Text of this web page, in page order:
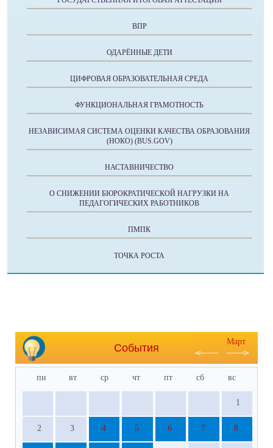
ВПР
ОДАРЁННЫЕ ДЕТИ
ЦИФРОВАЯ ОБРАЗОВАТЕЛЬНАЯ СРЕДА
ФУНКЦИОНАЛЬНАЯ ГРАМОТНОСТЬ
НЕЗАВИСИМАЯ СИСТЕМА ОЦЕНКИ КАЧЕСТВА ОБРАЗОВАНИЯ
(НОКО) (BUS.GOV)
НАСТАВНИЧЕСТВО
О СНИЖЕНИИ БЮРОКРАТИЧЕСКОЙ НАГРУЗКИ НА
ПЕДАГОГИЧЕСКИХ РАБОТНИКОВ
ПМПК
ТОЧКА РОСТА
События
Март
пн вт ср чт пт сб вс
1
2 3 4 5 6 7 8